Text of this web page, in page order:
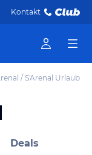
Kontakt
/ S'Arenal Urlaub
Deals